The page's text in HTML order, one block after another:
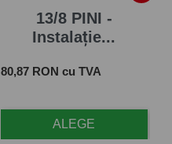
13/8 PINI -
Instalație...
Pret
80,87 RON cu TVA
ALEGE